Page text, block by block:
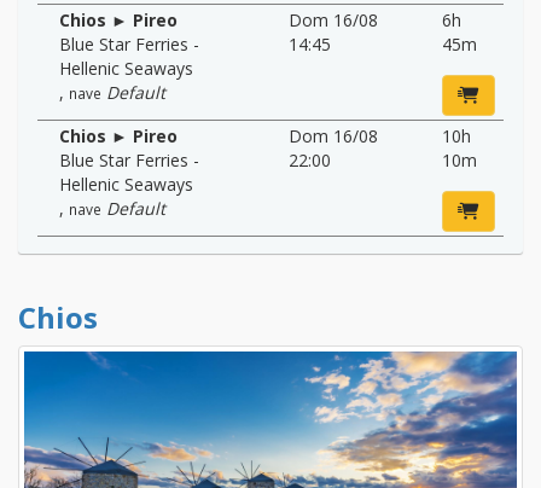
Chios ► Pireo
Blue Star Ferries -
Hellenic Seaways
, nave Default
Dom 16/08
14:45
6h
45m
Chios ► Pireo
Blue Star Ferries -
Hellenic Seaways
, nave Default
Dom 16/08
22:00
10h
10m
Chios